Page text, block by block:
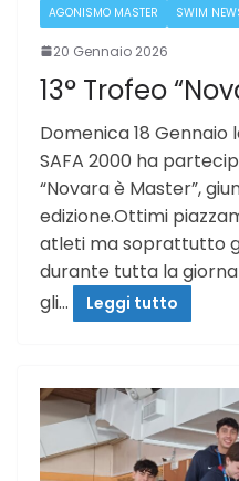
AGONISMO MASTER SWIM
20 Gennaio 2026
13° Trofeo
Domenica 18
SAFA 2000 ha
“Novara è Master”,
edizione.Ottimi
atleti ma soprattutto
durante tutta la
gli…
Leggi tutto